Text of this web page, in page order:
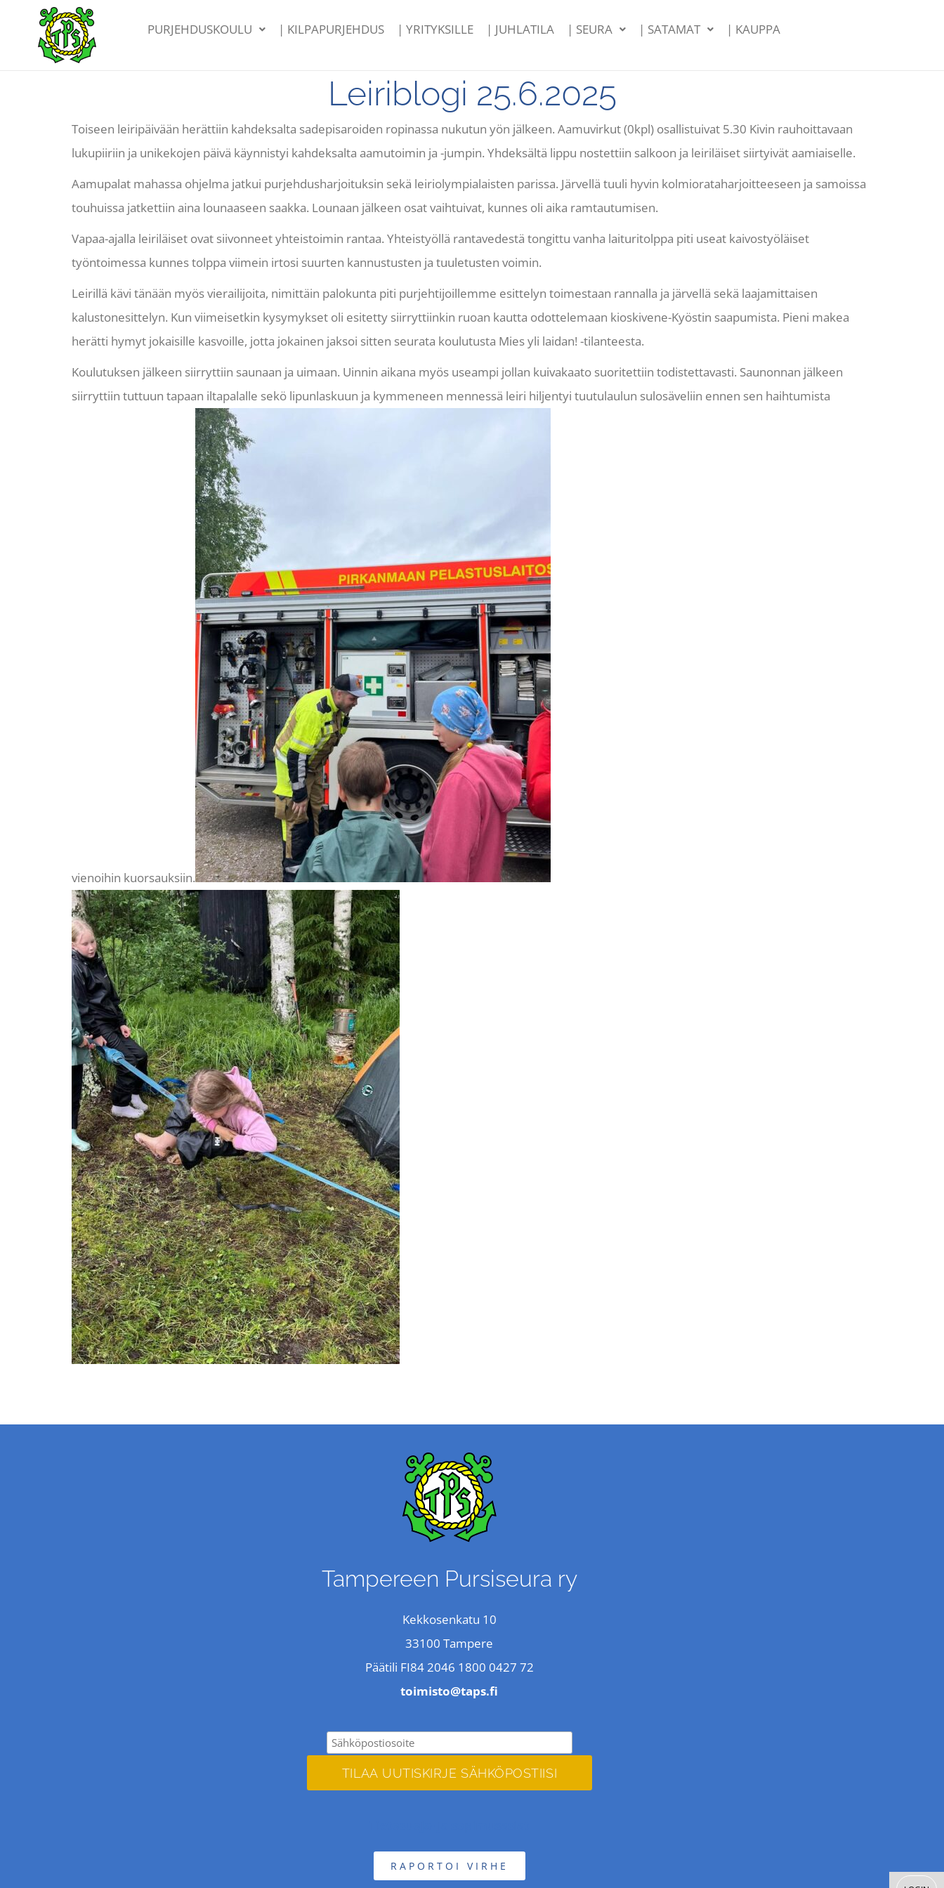
PURJEHDUSKOULU | KILPAPURJEHDUS | YRITYKSILLE | JUHLATILA | SEURA | SATAMAT | KAUPPA
Leiriblogi 25.6.2025
Toiseen leiripäivään herättiin kahdeksalta sadepisaroiden ropinassa nukutun yön jälkeen. Aamuvirkut (0kpl) osallistuivat 5.30 Kivin rauhoittavaan
lukupiiriin ja unikekojen päivä käynnistyi kahdeksalta aamutoimin ja -jumpin. Yhdeksältä lippu nostettiin salkoon ja leiriläiset siirtyivät aamiaiselle.
Aamupalat mahassa ohjelma jatkui purjehdusharjoituksin sekä leiriolympialaisten parissa. Järvellä tuuli hyvin kolmiorataharjoitteeseen ja samoissa
touhuissa jatkettiin aina lounaaseen saakka. Lounaan jälkeen osat vaihtuivat, kunnes oli aika ramtautumisen.
Vapaa-ajalla leiriläiset ovat siivonneet yhteistoimin rantaa. Yhteistyöllä rantavedestä tongittu vanha laituritolppa piti useat kaivostyöläiset
työntoimessa kunnes tolppa viimein irtosi suurten kannustusten ja tuuletusten voimin.
Leirillä kävi tänään myös vierailijoita, nimittäin palokunta piti purjehtijoillemme esittelyn toimestaan rannalla ja järvellä sekä laajamittaisen
kalustonesittelyn. Kun viimeisetkin kysymykset oli esitetty siirryttiinkin ruoan kautta odottelemaan kioskivene-Kyöstin saapumista. Pieni makea
herätti hymyt jokaisille kasvoille, jotta jokainen jaksoi sitten seurata koulutusta Mies yli laidan! -tilanteesta.
Koulutuksen jälkeen siirryttiin saunaan ja uimaan. Uinnin aikana myös useampi jollan kuivakaato suoritettiin todistettavasti. Saunonnan jälkeen
siirryttiin tuttuun tapaan iltapalalle sekö lipunlaskuun ja kymmeneen mennessä leiri hiljentyi tuutulaulun sulosäveliin ennen sen haihtumista
vienoihin kuorsauksiin.
Tampereen Pursiseura ry
Kekkosenkatu 10
33100 Tampere
Päätili FI84 2046 1800 0427 72
toimisto@taps.fi
RAPORTOI VIRHE